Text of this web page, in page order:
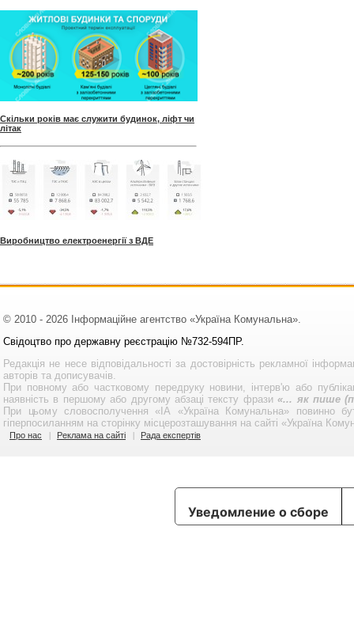
Скільки років має служити будинок, ліфт чи
літак
Виробництво електроенергії з ВДЕ
© 2010 - 2026 Інформаційне агентство «Україна Комунальна».
Свідоцтво про державну реєстрацію №732-594ПР.
Редакція не несе відповідальності за достовірність рекламної
авторів та дописувачів.
При повному або частковому передруку новини, інтерв'ю або
наявність в першому або другому абзаці тексту фрази«... як пише
При цьому словосполучення «ІА «Україна Комунальна» повинно
гіперпосиланням на сторінку місцерозташування на сайті «Україна
Про нас Реклама на сайті Рада експертів
Уведомление о сборе